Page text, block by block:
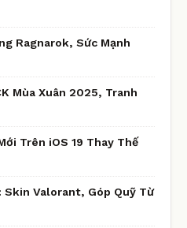
Ragnarok, Sức Mạnh
Mùa Xuân 2025, Tranh
Trên iOS 19 Thay Thế
Valorant, Góp Quỹ Từ